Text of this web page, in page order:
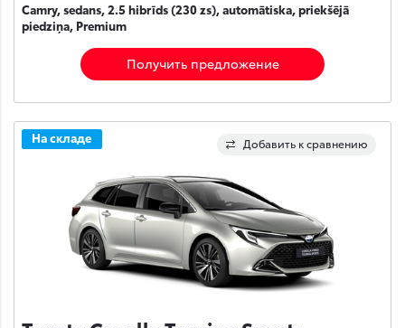
Camry, sedans, 2.5 hibrīds (230 zs), automātiska, priekšējā
piedziņa, Premium
Получить предложение
Добавить к сравнению
На складе